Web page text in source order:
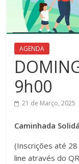
AGENDA
9h00
21 de Março, 2025
Caminhada
(Inscrições até 28
line através do